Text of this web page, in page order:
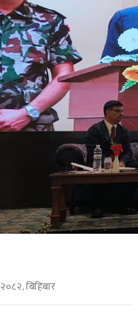
बिहिबार